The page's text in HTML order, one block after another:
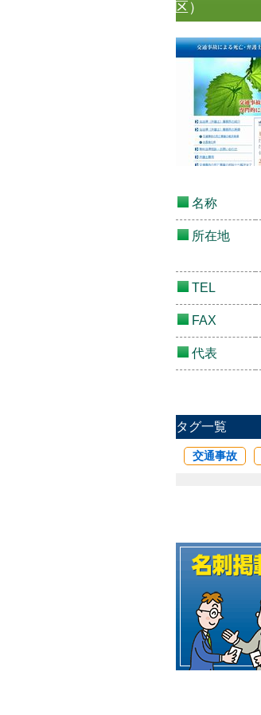
区）
名称
所在地
TEL
FAX
代表
タグ一覧
交通事故